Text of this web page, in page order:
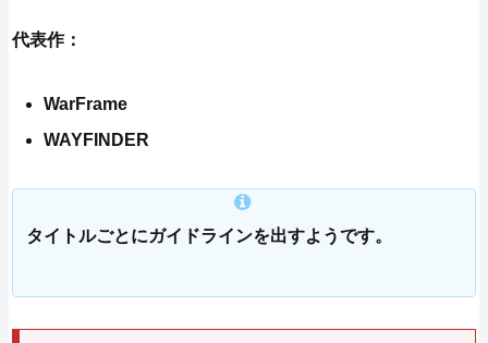
代表作：
WarFrame
WAYFINDER
タイトルごとにガイドラインを出すようです。